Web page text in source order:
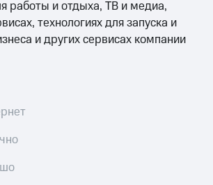
работы и отдыха, ТВ и медиа,
технологиях для запуска и
и других сервисах компании